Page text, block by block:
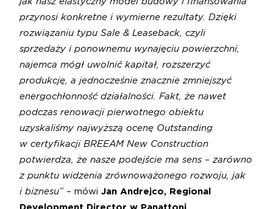
przynosi konkretne i wymierne rezultaty. Dzięki
rozwiązaniu typu Sale & Leaseback, czyli
sprzedaży i ponownemu wynajęciu powierzchni,
najemca mógł uwolnić kapitał, rozszerzyć
produkcję, a jednocześnie znacznie zmniejszyć
energochłonność działalności. Fakt, że nawet
podczas renowacji pierwotnego obiektu
uzyskaliśmy najwyższą ocenę Outstanding
w certyfikacji BREEAM New Construction
potwierdza, że nasze podejście ma sens – zarówno
z punktu widzenia zrównoważonego rozwoju, jak
i biznesu” – mówi Jan Andrejco, Regional